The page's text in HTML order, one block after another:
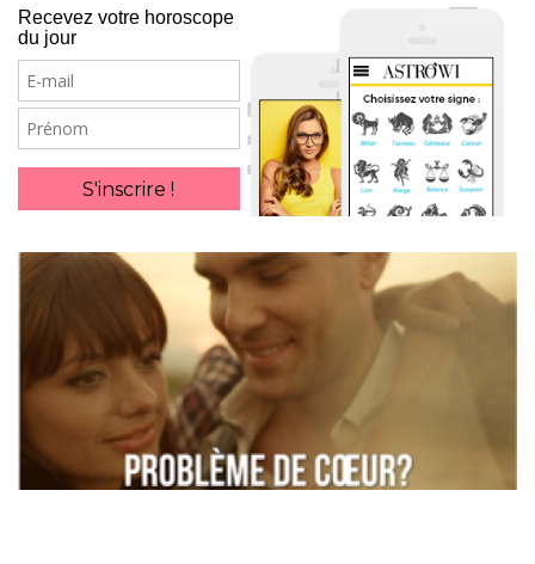
Recevez votre horoscope
du jour
E-
mail
Prénom
S'inscrire !